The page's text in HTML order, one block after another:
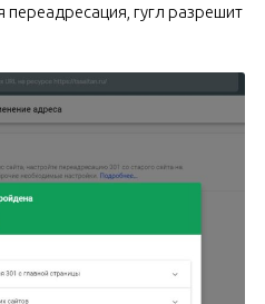
переадресация, гугл разрешит